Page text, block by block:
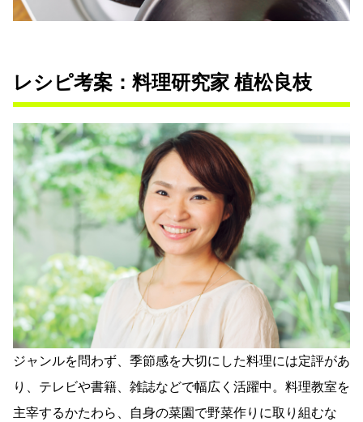
レシピ考案：料理研究家 植松良枝
ジャンルを問わず、季節感を大切にした料理には定評があ
り、テレビや書籍、雑誌などで幅広く活躍中。料理教室を
主宰するかたわら、自身の菜園で野菜作りに取り組むな